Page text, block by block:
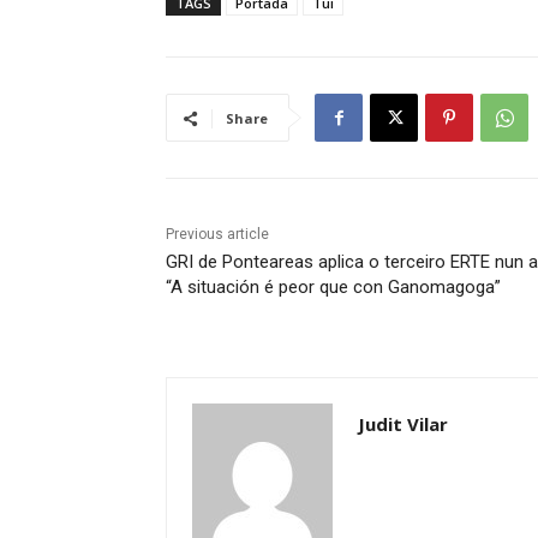
Share
Previous article
GRI de Ponteareas aplica o terceiro ERTE nun
“A situación é peor que con Ganomagoga”
Judit Vilar